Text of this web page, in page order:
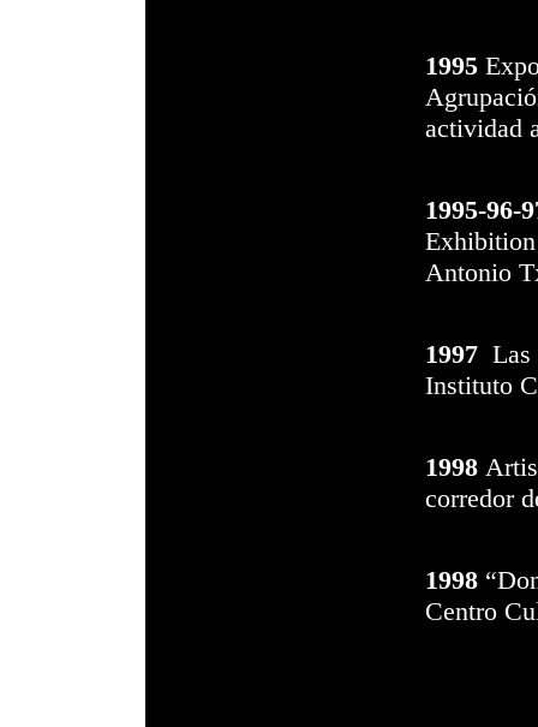
1995
actividad
1995-96-
Antonio
1997 Las
Instituto
1998
corredor
1998
Centro